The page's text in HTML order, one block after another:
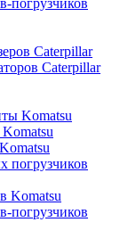
погрузчиков
Caterpillar
Caterpillar
Komatsu
погрузчиков
Komatsu
погрузчиков